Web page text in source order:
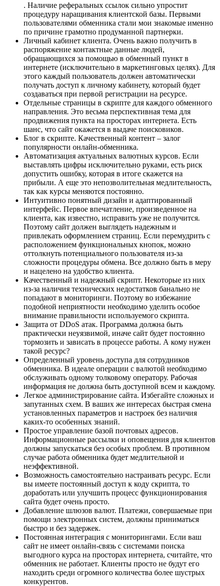
. Наличие реферальных ссылок сильно упростит
процедуру наращивания клиентской базы. Первыми
пользователями обменника стали мои знакомые именно
по причине грамотно продуманной партнерки.
Личный кабинет клиента. Очень важно получить в
распоряжение контактные данные людей,
обращающихся за помощью в обменный пункт в
интернете (исключительно в маркетинговых целях). Для
этого каждый пользователь должен автоматически
получать доступ к личному кабинету, который будет
создаваться при первой регистрации на ресурсе.
Отдельные страницы в скрипте для каждого обменного
направления. Это весьма перспективная тема для
продвижения пункта на просторах интернета. Есть
шанс, что сайт окажется в выдаче поисковиков.
Блог в скрипте. Качественный контент – залог
популярности онлайн-обменника.
Автоматизация актуальных валютных курсов. Если
выставлять цифры исключительно руками, есть риск
допустить ошибку, которая в итоге скажется на
прибыли. А еще это непозволительная медлительность,
так как курсы меняются постоянно.
Интуитивно понятный дизайн и адаптированный
интерфейс. Первое впечатление, произведенное на
клиента, как известно, исправить уже не получится.
Поэтому сайт должен выглядеть надежным и
привлекать оформлением страниц. Если перемудрить с
расположением функциональных кнопок, можно
оттолкнуть потенциального пользователя из-за
сложности процедуры обмена. Все должно быть в меру
и нацелено на удобство клиента.
Качественный и надежный скрипт. Некоторые из них
из-за наличия технических недостатков банально не
попадают в мониторинги. Поэтому во избежание
подобной неприятности необходимо уделить особое
внимание правильности используемого скрипта.
Защита от DDoS атак. Программа должна быть
практически неуязвимой, иначе сайт будет постоянно
тормозить и зависать в процессе работы. А кому нужен
такой ресурс?
Определенный уровень доступа для сотрудников
обменника. В идеале операции с валютой необходимо
обслуживать одному толковому оператору. Рабочая
информация не должна быть доступной всем и каждому.
Легкое администрирование сайта. Избегайте сложных и
запутанных схем. В ваших же интересах быстрая смена
установленных параметров и настроек без наличия
каких-то особенных знаний.
Простое управление базой почтовых адресов.
Информационные рассылки и оповещения для клиентов
должны запускаться без особых проблем. В противном
случае работа обменника будет медлительной и
неэффективной.
Возможность самостоятельно настраивать ресурс. Если
вы имеете постоянный доступ к коду скрипта, то
доработать или улучшить процесс функционирования
сайта будет очень просто.
Добавление шлюзов валют. Платежи, совершаемые при
помощи электронных систем, должны приниматься
быстро и без задержек.
Постоянная интеграция с мониторингами. Если ваш
сайт не имеет онлайн-связь с системами поиска
выгодного курса на просторах интернета, считайте, что
обменник не работает. Клиенты просто не будут его
находить среди огромного количества более шустрых
конкурентов.